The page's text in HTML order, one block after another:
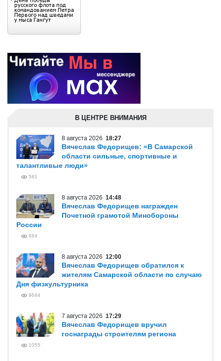
В ЦЕНТРЕ ВНИМАНИЯ
8 августа 2026 18:27
Вячеслав Федорищев: «В Самарской
области сильные, спортивные и
талантливые люди»
581
8 августа 2026 14:48
Вячеслав Федорищев награжден
Почетной грамотой Минобороны
России
684
8 августа 2026 12:00
Вячеслав Федорищев обратился к
жителям Самарской области по случаю
Дня физкультурника
9644
7 августа 2026 17:29
Вячеслав Федорищев вручил
госнаграды строителям региона
1055